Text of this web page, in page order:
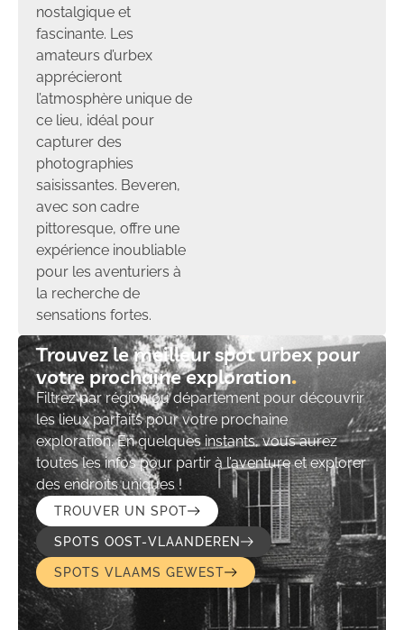
nostalgique et
fascinante. Les
amateurs d’urbex
apprécieront
l’atmosphère unique de
ce lieu, idéal pour
capturer des
photographies
saisissantes. Beveren,
avec son cadre
pittoresque, offre une
expérience inoubliable
pour les aventuriers à
la recherche de
sensations fortes.
Trouvez le meilleur spot urbex pour
votre prochaine exploration​
Filtrez par région ou département pour découvrir
les lieux parfaits pour votre prochaine
exploration. En quelques instants, vous aurez
toutes les infos pour partir à l’aventure et explorer
des endroits uniques !
TROUVER UN SPOT
SPOTS OOST-VLAANDEREN
SPOTS VLAAMS GEWEST